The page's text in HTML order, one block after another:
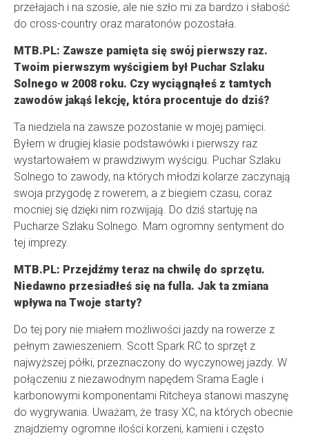
przełajach i na szosie, ale nie szło mi za bardzo i słabość
do cross-country oraz maratonów pozostała.
MTB.PL: Zawsze pamięta się swój pierwszy raz.
Twoim pierwszym wyścigiem był Puchar Szlaku
Solnego w 2008 roku. Czy wyciągnąłeś z tamtych
zawodów jakąś lekcję, która procentuje do dziś?
Ta niedziela na zawsze pozostanie w mojej pamięci.
Byłem w drugiej klasie podstawówki i pierwszy raz
wystartowałem w prawdziwym wyścigu. Puchar Szlaku
Solnego to zawody, na których młodzi kolarze zaczynają
swoja przygodę z rowerem, a z biegiem czasu, coraz
mocniej się dzięki nim rozwijają. Do dziś startuję na
Pucharze Szlaku Solnego. Mam ogromny sentyment do
tej imprezy.
MTB.PL: Przejdźmy teraz na chwilę do sprzętu.
Niedawno przesiadłeś się na fulla. Jak ta zmiana
wpływa na Twoje starty?
Do tej pory nie miałem możliwości jazdy na rowerze z
pełnym zawieszeniem. Scott Spark RC to sprzęt z
najwyższej półki, przeznaczony do wyczynowej jazdy. W
połączeniu z niezawodnym napędem Srama Eagle i
karbonowymi komponentami Ritcheya stanowi maszynę
do wygrywania. Uważam, że trasy XC, na których obecnie
znajdziemy ogromne ilości korzeni, kamieni i często